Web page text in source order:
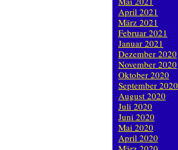
April 2021
März 2021
Februar 2021
Januar 2021
Dezember 2020
November 2020
Oktober 2020
September 2020
August 2020
Juli 2020
Juni 2020
Mai 2020
April 2020